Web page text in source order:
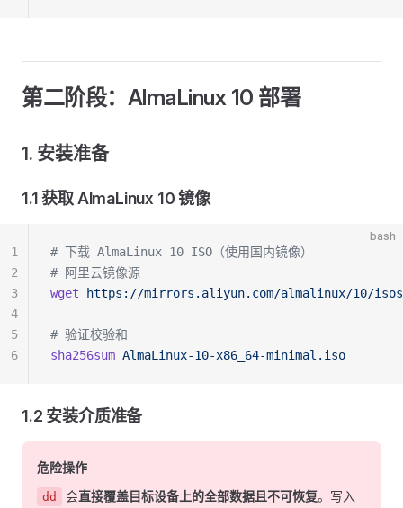
第二阶段：AlmaLinux 10 部署
1. 安装准备
1.1 获取 AlmaLinux 10 镜像
bash
# 下载 AlmaLinux 10 ISO（使用国内镜像）
# 阿里云镜像源
wget https://mirrors.aliyun.com/almalinux/10/isos/
# 验证校验和
sha256sum AlmaLinux-10-x86_64-minimal.iso
1
2
3
4
5
6
1.2 安装介质准备
危险操作
dd 会直接覆盖目标设备上的全部数据且不可恢复。写入